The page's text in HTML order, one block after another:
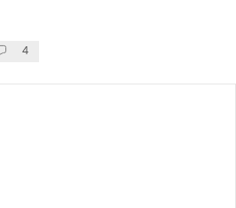
4